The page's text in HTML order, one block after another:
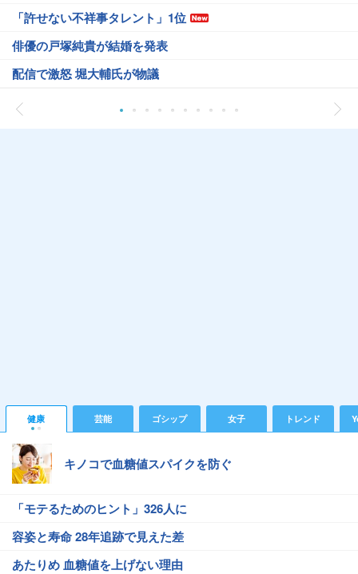
「許せない不祥事タレント」1位
俳優の戸塚純貴が結婚を発表
配信で激怒 堀大輔氏が物議
健康 芸能 ゴシップ 女子 トレンド
キノコで血糖値スパイクを防ぐ
「モテるためのヒント」326人に
容姿と寿命 28年追跡で見えた差
あたりめ 血糖値を上げない理由